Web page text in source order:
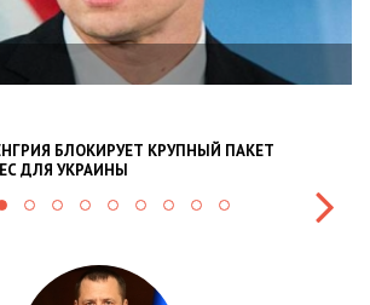
ГРОМАДЯН ПОГІРШЕННЯМ КРИМІНОГЕННОЇ
ПОЛІЦІЯНТІВ НА ВІЙНУ